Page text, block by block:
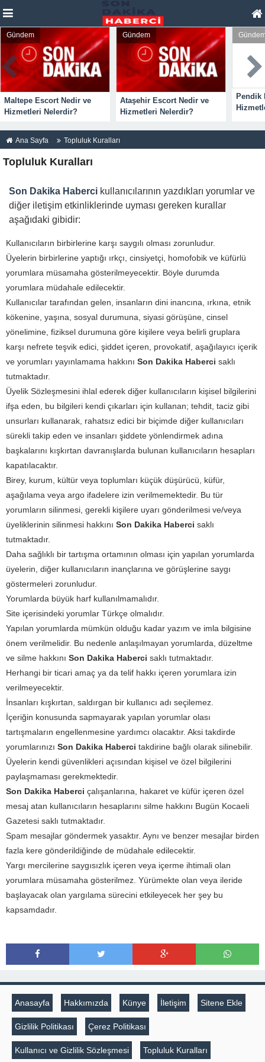
Gündem
Maltepe Escort Nedir ve
Hizmetleri Nelerdir?
Gündem
Ataşehir Escort Nedir ve
Hizmetleri Nelerdir?
Pendik
Ana Sayfa Topluluk Kuralları
Topluluk Kuralları
Son Dakika Haberci kullanıcılarının yazdıkları yorumlar ve
diğer iletişim etkinliklerinde uyması gereken kurallar
aşağıdaki gibidir:
Kullanıcıların birbirlerine karşı saygılı olması zorunludur.
Üyelerin birbirlerine yaptığı ırkçı, cinsiyetçi, homofobik ve küfürlü
yorumlara müsamaha gösterilmeyecektir. Böyle durumda
yorumlara müdahale edilecektir.
Kullanıcılar tarafından gelen, insanların dini inancına, ırkına, etnik
kökenine, yaşına, sosyal durumuna, siyasi görüşüne, cinsel
yönelimine, fiziksel durumuna göre kişilere veya belirli gruplara
karşı nefrete teşvik edici, şiddet içeren, provokatif, aşağılayıcı içerik
ve yorumları yayınlamama hakkını Son Dakika Haberci saklı
tutmaktadır.
Üyelik Sözleşmesini ihlal ederek diğer kullanıcıların kişisel bilgilerini
ifşa eden, bu bilgileri kendi çıkarları için kullanan; tehdit, taciz gibi
unsurları kullanarak, rahatsız edici bir biçimde diğer kullanıcıları
sürekli takip eden ve insanları şiddete yönlendirmek adına
başkalarını kışkırtan davranışlarda bulunan kullanıcıların hesapları
kapatılacaktır.
Birey, kurum, kültür veya toplumları küçük düşürücü, küfür,
aşağılama veya argo ifadelere izin verilmemektedir. Bu tür
yorumların silinmesi, gerekli kişilere uyarı gönderilmesi ve/veya
üyeliklerinin silinmesi hakkını Son Dakika Haberci saklı
tutmaktadır.
Daha sağlıklı bir tartışma ortamının olması için yapılan yorumlarda
üyelerin, diğer kullanıcıların inançlarına ve görüşlerine saygı
göstermeleri zorunludur.
Yorumlarda büyük harf kullanılmamalıdır.
Site içerisindeki yorumlar Türkçe olmalıdır.
Yapılan yorumlarda mümkün olduğu kadar yazım ve imla bilgisine
önem verilmelidir. Bu nedenle anlaşılmayan yorumlarda, düzeltme
ve silme hakkını Son Dakika Haberci saklı tutmaktadır.
Herhangi bir ticari amaç ya da telif hakkı içeren yorumlara izin
verilmeyecektir.
İnsanları kışkırtan, saldırgan bir kullanıcı adı seçilemez.
İçeriğin konusunda sapmayarak yapılan yorumlar olası
tartışmaların engellenmesine yardımcı olacaktır. Aksi takdirde
yorumlarınızı Son Dakika Haberci takdirine bağlı olarak silinebilir.
Üyelerin kendi güvenlikleri açısından kişisel ve özel bilgilerini
paylaşmaması gerekmektedir.
Son Dakika Haberci çalışanlarına, hakaret ve küfür içeren özel
mesaj atan kullanıcıların hesaplarını silme hakkını Bugün Kocaeli
Gazetesi saklı tutmaktadır.
Spam mesajlar göndermek yasaktır. Aynı ve benzer mesajlar birden
fazla kere gönderildiğinde de müdahale edilecektir.
Yargı mercilerine saygısızlık içeren veya içerme ihtimali olan
yorumlara müsamaha gösterilmez. Yürümekte olan veya ileride
başlayacak olan yargılama sürecini etkileyecek her şey bu
kapsamdadır.
Anasayfa Hakkımızda Künye İletişim Sitene Ekle
Gizlilik Politikası Çerez Politikası
Kullanıcı ve Gizlilik Sözleşmesi Topluluk Kuralları